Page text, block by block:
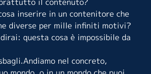
inserire in un contenitore che
diverse per mille infiniti motivi?
questa cosa è impossibile da
nel concreto,